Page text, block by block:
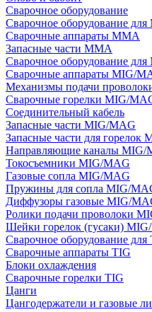
Сварочное оборудование
Сварочное оборудование
Сварочные аппараты MMA
Запасные части MMA
Сварочное оборудование
Сварочные аппараты MIG/
Механизмы подачи
Сварочные горелки MIG/
Соединительный кабель
Запасные части MIG/MAG
Запасные части для горелок
Направляющие каналы MIG/
Токосъемники MIG/MAG
Газовые сопла MIG/MAG
Пружины для сопла MIG/
Диффузоры газовые MIG/
Ролики подачи проволоки
Шейки горелок (гусаки)
Сварочное оборудование для
Сварочные аппараты TIG
Блоки охлаждения
Сварочные горелки TIG
Цанги
Цангодержатели и газовые